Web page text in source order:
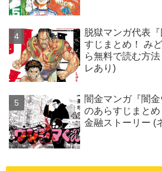
脱獄マンガ代表
すじまとめ！ み
ら無料で読む方
レあり)
闇金マンガ『闇
のあらすじまと
金融ストーリー (